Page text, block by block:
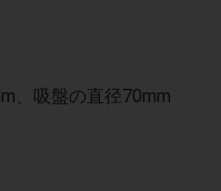
、吸盤の直径70mm